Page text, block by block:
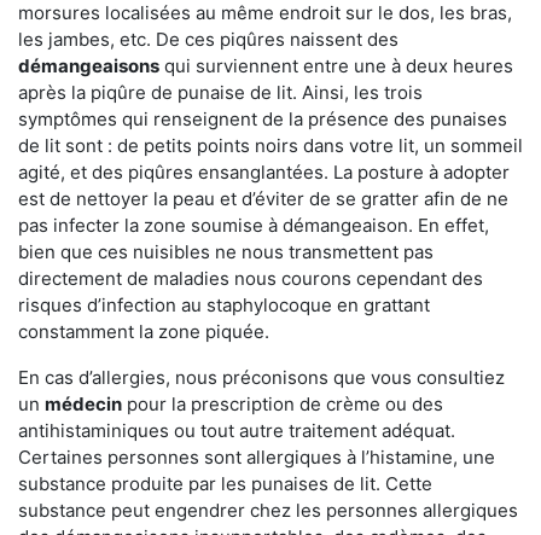
morsures localisées au même endroit sur le dos, les bras,
les jambes, etc. De ces piqûres naissent des
démangeaisons qui surviennent entre une à deux heures
après la piqûre de punaise de lit. Ainsi, les trois
symptômes qui renseignent de la présence des punaises
de lit sont : de petits points noirs dans votre lit, un sommeil
agité, et des piqûres ensanglantées. La posture à adopter
est de nettoyer la peau et d’éviter de se gratter afin de ne
pas infecter la zone soumise à démangeaison. En effet,
bien que ces nuisibles ne nous transmettent pas
directement de maladies nous courons cependant des
risques d’infection au staphylocoque en grattant
constamment la zone piquée.
En cas d’allergies, nous préconisons que vous consultiez
un médecin pour la prescription de crème ou des
antihistaminiques ou tout autre traitement adéquat.
Certaines personnes sont allergiques à l’histamine, une
substance produite par les punaises de lit. Cette
substance peut engendrer chez les personnes allergiques